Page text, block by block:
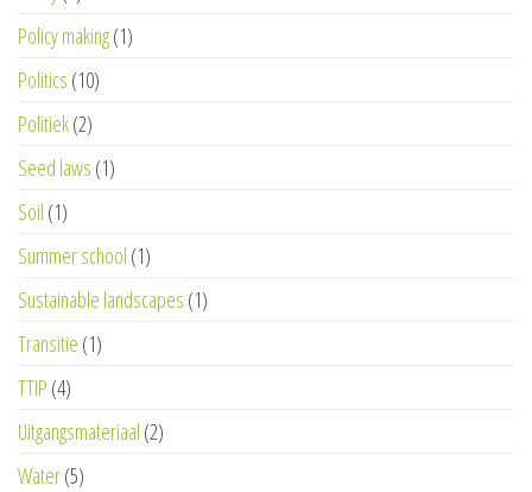
Policy making(1)
Politics (10)
Politiek(2)
Seed laws (1)
Soil (1)
Summer school (1)
Sustainable landscapes (1)
Transitie (1)
TTIP (4)
Uitgangsmateriaal (2)
Water(5)